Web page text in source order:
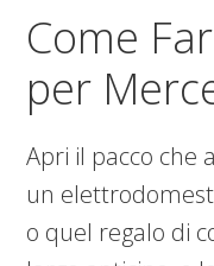
in
Casa
Come
per
Apri il pacco che
un
o quel regalo di